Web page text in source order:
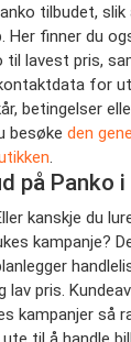
tilbudet, slik
Her finner du
til lavest pris,
for
betingelser
besøke den
på Panko
kanskje du
kampanje?
lav pris.
kampanjer så